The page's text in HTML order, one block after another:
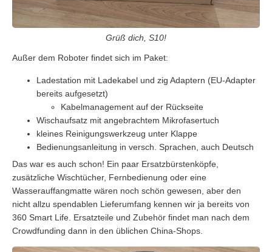
Grüß dich, S10!
Außer dem Roboter findet sich im Paket:
Ladestation mit Ladekabel und zig Adaptern (EU-Adapter
bereits aufgesetzt)
Kabelmanagement auf der Rückseite
Wischaufsatz mit angebrachtem Mikrofasertuch
kleines Reinigungswerkzeug unter Klappe
Bedienungsanleitung in versch. Sprachen, auch Deutsch
Das war es auch schon! Ein paar Ersatzbürstenköpfe,
zusätzliche Wischtücher, Fernbedienung oder eine
Wasserauffangmatte wären noch schön gewesen, aber den
nicht allzu spendablen Lieferumfang kennen wir ja bereits von
360 Smart Life. Ersatzteile und Zubehör findet man nach dem
Crowdfunding dann in den üblichen China-Shops.